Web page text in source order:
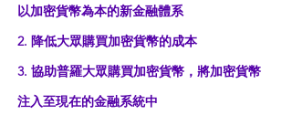
以加密貨幣為本的新金融體系
2. 降低大眾購買加密貨幣的成本
3. 協助普羅大眾購買加密貨幣，將加密貨幣
注入至現在的金融系統中